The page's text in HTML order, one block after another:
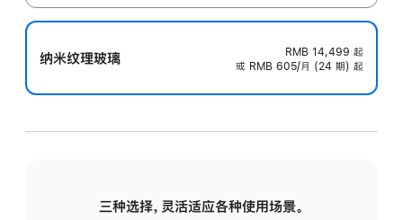
纳米纹理玻璃 RMB 14,499 起
或 RMB 605/月 (24 期) 起
三种选择，灵活适应各种使用场景。